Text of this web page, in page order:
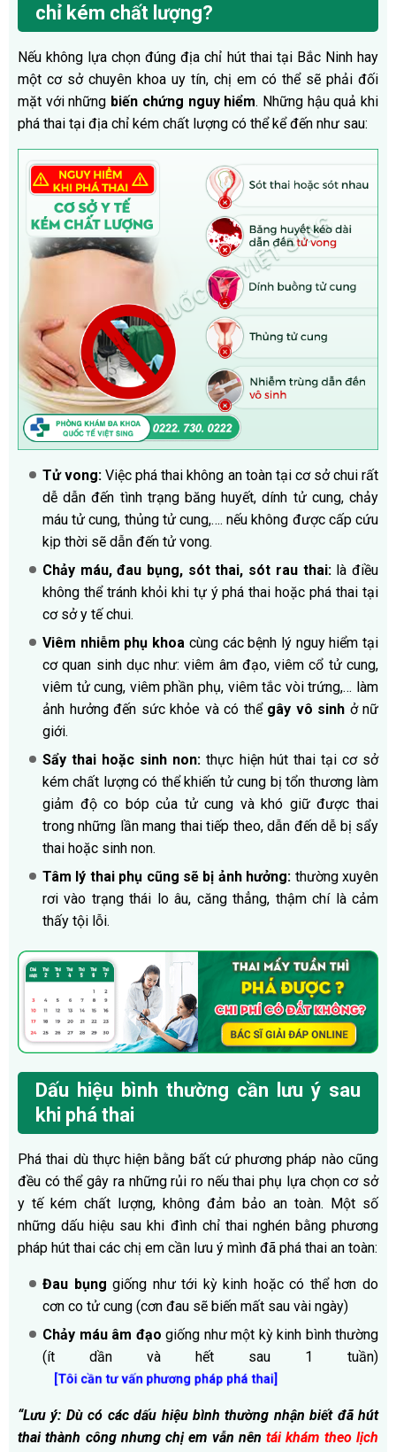
chỉ kém chất lượng?
Nếu không lựa chọn đúng địa chỉ hút thai tại Bắc Ninh hay
một cơ sở chuyên khoa uy tín, chị em có thể sẽ phải đối
mặt với những biến chứng nguy hiểm. Những hậu quả khi
phá thai tại địa chỉ kém chất lượng có thể kể đến như sau:
Tử vong:Việc phá thai không an toàn tại cơ sở chui rất
dễ dẫn đến tình trạng băng huyết, dính tử cung, chảy
máu tử cung, thủng tử cung,…. nếu không được cấp cứu
kịp thời sẽ dẫn đến tử vong.
Chảy máu, đau bụng, sót thai, sót rau thai:là điều
không thể tránh khỏi khi tự ý phá thai hoặc phá thai tại
cơ sở y tế chui.
Viêm nhiễm phụ khoa cùng các bệnh lý nguy hiểm tại
cơ quan sinh dục như: viêm âm đạo, viêm cổ tử cung,
viêm tử cung, viêm phần phụ, viêm tắc vòi trứng,… làm
ảnh hưởng đến sức khỏe và có thể gây vô sinh ở nữ
giới.
Sẩy thai hoặc sinh non: thực hiện hút thai tại cơ sở
kém chất lượng có thể khiến tử cung bị tổn thương làm
giảm độ co bóp của tử cung và khó giữ được thai
trong những lần mang thai tiếp theo, dẫn đến dễ bị sẩy
thai hoặc sinh non.
Tâm lý thai phụ cũng sẽ bị ảnh hưởng: thường xuyên
rơi vào trạng thái lo âu, căng thẳng, thậm chí là cảm
thấy tội lỗi.
Dấu hiệu bình thường cần lưu ý sau
khi phá thai
Phá thai dù thực hiện bằng bất cứ phương pháp nào cũng
đều có thể gây ra những rủi ro nếu thai phụ lựa chọn cơ sở
y tế kém chất lượng, không đảm bảo an toàn. Một số
những dấu hiệu sau khi đình chỉ thai nghén bằng phương
pháp hút thai các chị em cần lưu ý mình đã phá thai an toàn:
Đau bụng giống như tới kỳ kinh hoặc có thể hơn do
cơn co tử cung (cơn đau sẽ biến mất sau vài ngày)
Chảy máu âm đạo giống như một kỳ kinh bình thường
(ít dần và hết sau 1 tuần)
[Tôi cần tư vấn phương pháp phá thai]
“Lưu ý: Dù có các dấu hiệu bình thường nhận biết đã hút
thai thành công nhưng chị em vẫn nêntái khám theo lịch